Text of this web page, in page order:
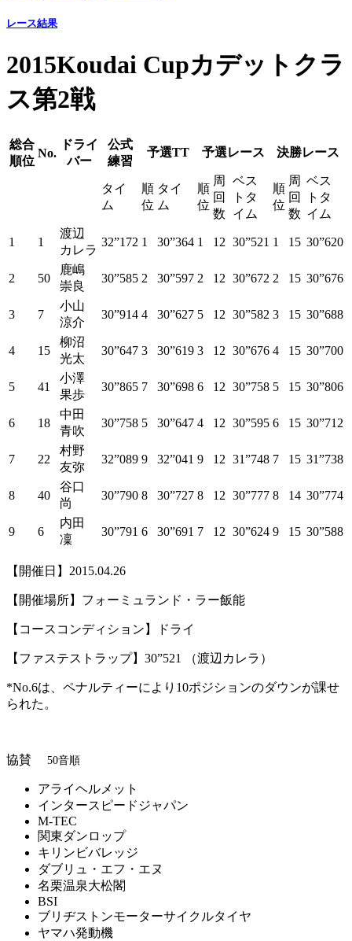
レース結果
2015Koudai Cupカデットクラ
ス第2戦
総合
順位
No.
ドライ
バー
公式
練習
予選TT 予選レース 決勝レース
タイ
ム
順
位
タイ
ム
順
位
周
回
数
ベス
トタ
イム
順
位
周
回
数
ベス
トタ
イム
1 1
渡辺
カレラ
32”172 1 30”364 1 12 30”521 1 15 30”620
2 50
鹿嶋
崇良
30”585 2 30”597 2 12 30”672 2 15 30”676
3 7
小山
涼介
30”914 4 30”627 5 12 30”582 3 15 30”688
4 15
柳沼
光太
30”647 3 30”619 3 12 30”676 4 15 30”700
5 41
小澤
果歩
30”865 7 30”698 6 12 30”758 5 15 30”806
6 18
中田
青吹
30”758 5 30”647 4 12 30”595 6 15 30”712
7 22
村野
友弥
32”089 9 32”041 9 12 31”748 7 15 31”738
8 40
谷口
尚
30”790 8 30”727 8 12 30”777 8 14 30”774
9 6
内田
凜
30”791 6 30”691 7 12 30”624 9 15 30”588
【開催日】2015.04.26
【開催場所】フォーミュランド・ラー飯能
【コースコンディション】ドライ
【ファステストラップ】30”521 （渡辺カレラ）
*No.6は、ペナルティーにより10ポジションのダウンが課せ
られた。
協賛 50音順
アライヘルメット
インタースピードジャパン
M-TEC
関東ダンロップ
キリンビバレッジ
ダブリュ・エフ・エヌ
名栗温泉大松閣
BSI
ブリヂストンモーターサイクルタイヤ
ヤマハ発動機